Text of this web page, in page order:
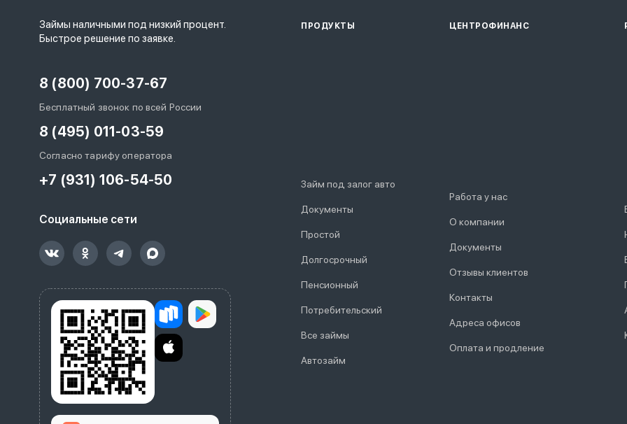
Займы наличными под низкий процент.
Быстрое решение по заявке.
8 (800) 700-37-67
Бесплатный звонок по всей России
8 (495) 011-03-59
Согласно тарифу оператора
+7 (931) 106-54-50
Социальные сети
ПРОДУКТЫ
Займ под залог авто
Документы
Простой
Долгосрочный
Пенсионный
Потребительский
Все займы
Автозайм
ЦЕНТРОФИНАНС
Работа у нас
О компании
Документы
Отзывы клиентов
Контакты
Адреса офисов
Оплата и продление